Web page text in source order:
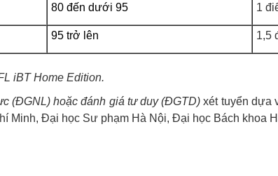
80 đến dưới 95 1
95 trở lên 1,5
iBT Home Edition.
(ĐGNL) hoặc đánh giá tư duy(ĐGTD)xét tuyển dựa
Minh, Đại học Sư phạm Hà Nội, Đại học Bách khoa